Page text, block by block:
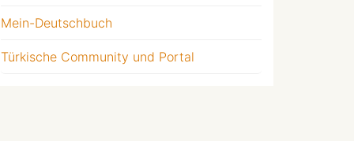
Mein-Deutschbuch
Türkische Community und Portal